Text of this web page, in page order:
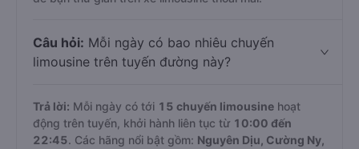
Câu hỏi: Mỗi ngày có bao nhiêu chuyến
limousine trên tuyến đường này?
Trả lời: Mỗi ngày có tới 15 chuyến limousine hoạt
động trên tuyến, khởi hành liên tục từ 10:00 đến
22:45. Các hãng nổi bật gồm: Nguyên Dịu, Cường Ny,